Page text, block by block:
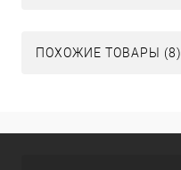
ПОХОЖИЕ ТОВАРЫ (8)